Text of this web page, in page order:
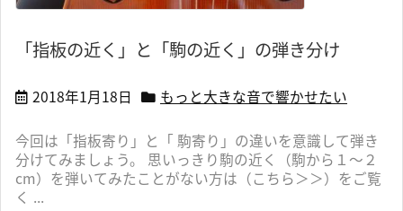
「指板の近く」と「駒の近く」の弾き分け
2018年1月18日 もっと大きな音で響かせたい
今回は「指板寄り」と「 駒寄り」の違いを意識して弾き
分けてみましょう。 思いっきり駒の近く（駒から１～２
cm）を弾いてみたことがない方は（こちら＞＞）をご覧
く ...